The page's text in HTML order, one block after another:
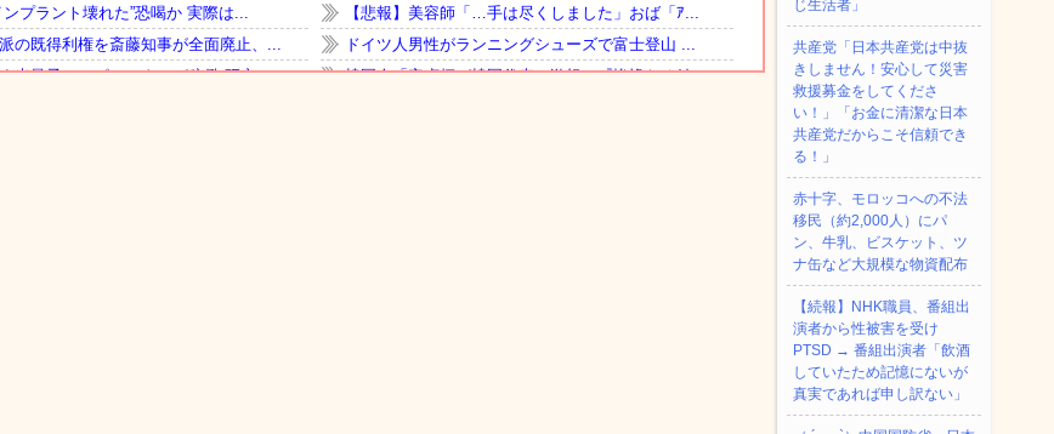
じ生活者」
共産党「日本共産党は中抜
きしません！安心して災害
救援募金をしてくださ
い！」「お金に清潔な日本
共産党だからこそ信頼でき
る！」
赤十字、モロッコへの不法
移民（約2,000人）にパ
ン、牛乳、ビスケット、ツ
ナ缶など大規模な物資配布
【続報】NHK職員、番組出
演者から性被害を受け
PTSD → 番組出演者「飲酒
していたため記憶にないが
真実であれば申し訳ない」